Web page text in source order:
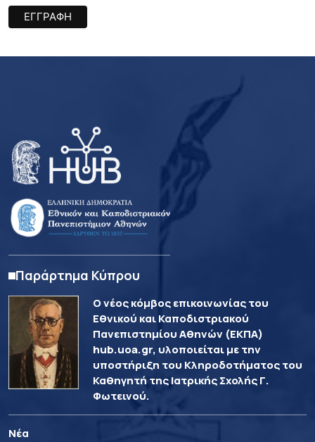
Παράρτημα Κύπρου
Ο νέος κόμβος επικοινωνίας του
Εθνικού και Καποδιστριακού
Πανεπιστημίου Αθηνών (ΕΚΠΑ)
hub.uoa.gr, υλοποιείται με την
υποστήριξη του Κληροδοτήματος του
Καθηγητή της Ιατρικής Σχολής Γ.
Φωτεινού.
Νέα